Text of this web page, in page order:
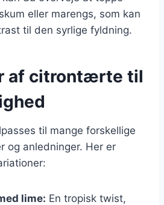
eller marengs, som kan
til den syrlige fyldning.
af citrontærte til
til mange forskellige
og anledninger. Her er
lime: En tropisk twist,